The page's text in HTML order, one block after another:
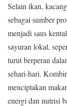
Selain ikan,
sebagai sumber
menjadi saus
sayuran lokal,
turut berperan
sehari-hari.
menciptakan
energi dan nutrisi